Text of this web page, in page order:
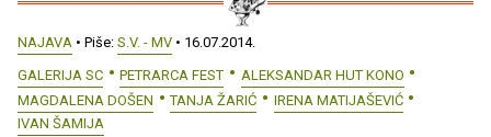
NAJAVA • Piše: S.V. - MV • 16.07.2014.
GALERIJA SC
PETRARCA FEST
ALEKSANDAR HUT KONO
MAGDALENA DOŠEN
TANJA ŽARIĆ
IRENA MATIJAŠEVIĆ
IVAN ŠAMIJA